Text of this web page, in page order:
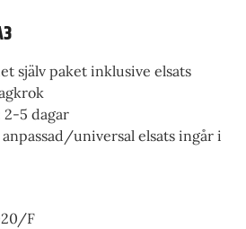
själv paket inklusive elsats
2-5 dagar
universal elsats ingår i
F